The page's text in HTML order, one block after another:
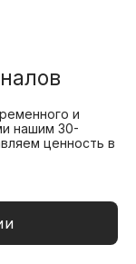
и
нашим 30-
ценность в